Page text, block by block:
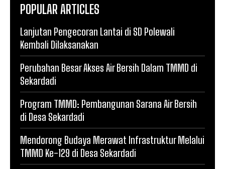
POPULAR ARTICLES
Lanjutan Pengecoran Lantai di SD Polewali
Kembali Dilaksanakan
Perubahan Besar Akses Air Bersih Dalam TMMD di
Sekardadi
Program TMMD: Pembangunan Sarana Air Bersih
di Desa Sekardadi
Mendorong Budaya Merawat Infrastruktur Melalui
TMMD Ke-129 di Desa Sekardadi